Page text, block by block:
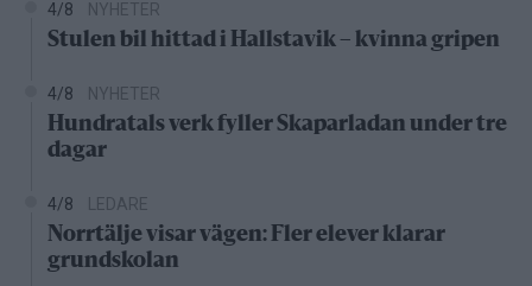
4/8 NYHETER
Stulen bil hittad i Hallstavik – kvinna gripen
4/8 NYHETER
Hundratals verk fyller Skaparladan under tre
dagar
4/8 LEDARE
Norrtälje visar vägen: Fler elever klarar
grundskolan